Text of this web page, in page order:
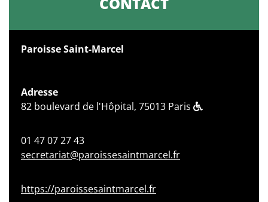
Paroisse Saint-Marcel
Adresse
82 boulevard de l'Hôpital, 75013 Paris
01 47 07 27 43
secretariat@paroissesaintmarcel.fr
https://paroissesaintmarcel.fr